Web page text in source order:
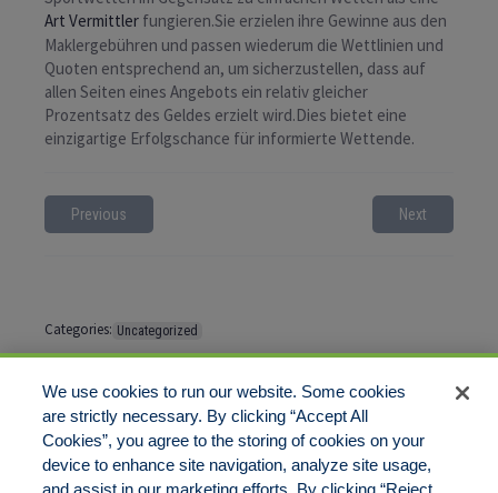
Art Vermittler fungieren.Sie erzielen ihre Gewinne aus den
Maklergebühren und passen wiederum die Wettlinien und
Quoten entsprechend an, um sicherzustellen, dass auf
allen Seiten eines Angebots ein relativ gleicher
Prozentsatz des Geldes erzielt wird.Dies bietet eine
einzigartige Erfolgschance für informierte Wettende.
Previous Next
Categories: Uncategorized
Tags:
Comments are closed
We use cookies to run our website. Some cookies
are strictly necessary. By clicking “Accept All
Cookies”, you agree to the storing of cookies on your
device to enhance site navigation, analyze site usage,
and assist in our marketing efforts. By clicking “Reject